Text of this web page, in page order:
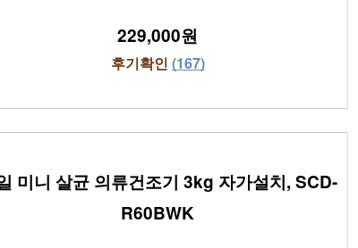
229,000원
후기확인 (167)
미니 살균 의류건조기 3kg 자가설치, SCD-
R60BWK